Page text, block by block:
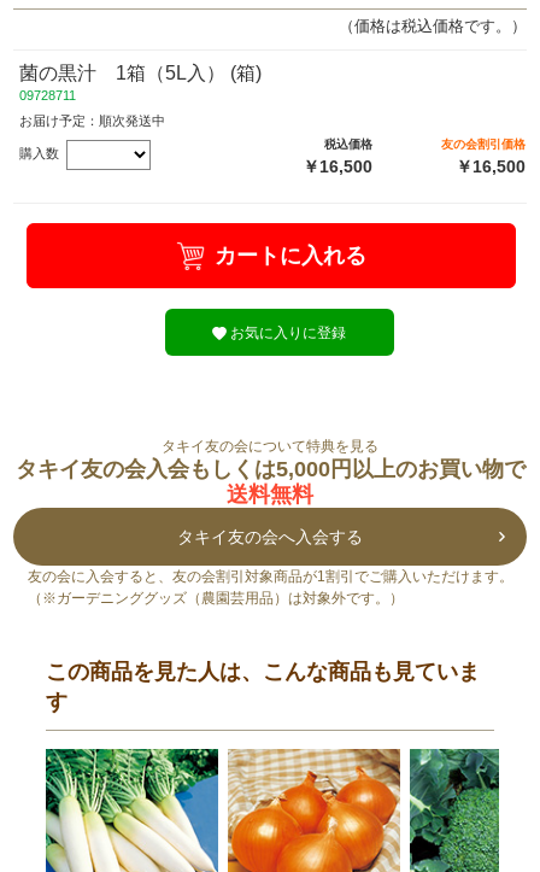
（価格は税込価格です。）
菌の黒汁 1箱（5L入） (箱)
09728711
お届け予定：順次発送中
購入数
税込価格
￥16,500
友の会割引価格
￥16,500
カートに入れる
お気に入りに登録
タキイ友の会について特典を見る
タキイ友の会入会もしくは5,000円以上のお買い物で
送料無料
タキイ友の会へ入会する
友の会に入会すると、友の会割引対象商品が1割引でご購入いただけます。
（※ガーデニンググッズ（農園芸用品）は対象外です。）
この商品を見た人は、こんな商品も見ていま
す